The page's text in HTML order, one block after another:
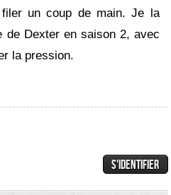
un coup de main. Je la
de Dexter en saison 2, avec
la pression.